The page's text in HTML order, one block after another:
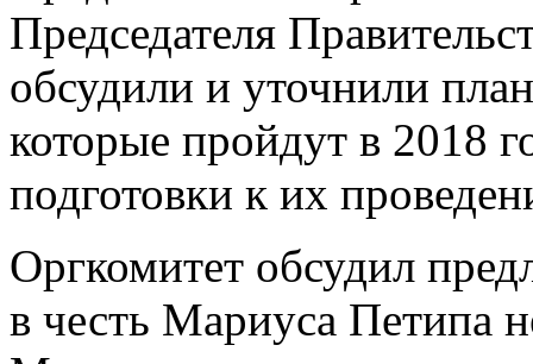
Председателя
обсудили и уточнили
которые пройдут в 2018
подготовки к их
Оргкомитет обсудил
в честь Мариуса Петипа